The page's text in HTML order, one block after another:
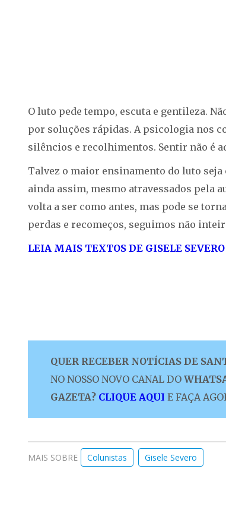
O luto pede tempo, escuta e gentileza.
por soluções rápidas. A psicologia nos
silêncios e recolhimentos. Sentir não é
Talvez o maior ensinamento do luto
ainda assim, mesmo atravessados pela
volta a ser como antes, mas pode se
perdas e recomeços, seguimos não
LEIA MAIS TEXTOS DE GISELE SEVERO
QUER RECEBER NOTÍCIAS DE
NO NOSSO NOVO CANAL DO
GAZETA? CLIQUE AQUI E FAÇA
MAIS SOBRE Colunistas Gisele Severo